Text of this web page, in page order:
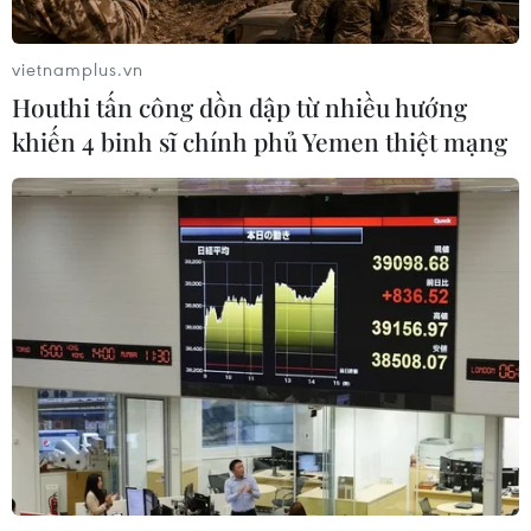
dân
07/08/2026 13:51
Bảo mẫu tại cơ sở mầm non thừa
nhận hành vi bạo hành hai trẻ
07/08/2026 12:27
Phát hiện đối tượng tàng trữ trái
phép vũ khí quân dụng
07/08/2026 12:25
Tây Ninh cảnh báo giả mạo cơ quan
đăng ký kinh doanh để lừa đảo
doanh nghiệp
vietnamplus.vn
Houthi tấn công dồn dập từ nhiều hướng
khiến 4 binh sĩ chính phủ Yemen thiệt mạng